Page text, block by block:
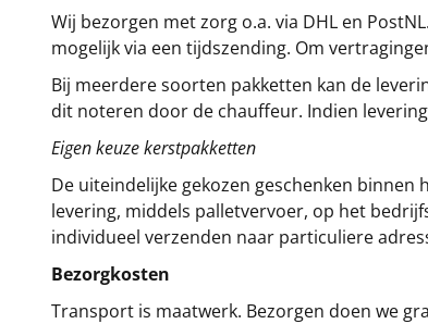
Wij bezorgen met zorg o.a. via DHL en
mogelijk via een tijdszending. Om
Bij meerdere soorten pakketten kan de
dit noteren door de chauffeur. Indien
Eigen keuze kerstpakketten
De uiteindelijke gekozen geschenken binnen
levering, middels palletvervoer, op het
individueel verzenden naar particuliere
Bezorgkosten
Transport is maatwerk. Bezorgen doen we